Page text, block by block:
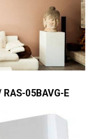
05BAVG-E